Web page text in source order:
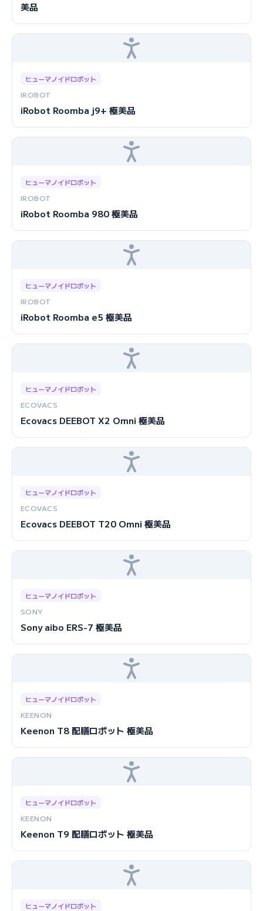
美品
ヒューマノイドロボット
IROBOT
iRobot Roomba j9+ 極美品
ヒューマノイドロボット
IROBOT
iRobot Roomba 980 極美品
ヒューマノイドロボット
IROBOT
iRobot Roomba e5 極美品
ヒューマノイドロボット
ECOVACS
Ecovacs DEEBOT X2 Omni 極美品
ヒューマノイドロボット
ECOVACS
Ecovacs DEEBOT T20 Omni 極美品
ヒューマノイドロボット
SONY
Sony aibo ERS-7 極美品
ヒューマノイドロボット
KEENON
Keenon T8 配膳ロボット 極美品
ヒューマノイドロボット
KEENON
Keenon T9 配膳ロボット 極美品
ヒューマノイドロボット